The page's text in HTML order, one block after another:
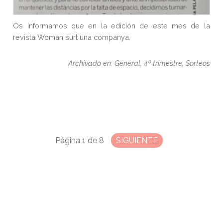
Os informamos que en la edición de este mes de la
revista Woman surt una companya.
Archivado en: General, 4º trimestre, Sorteos
Página 1 de 8 SIGUIENTE